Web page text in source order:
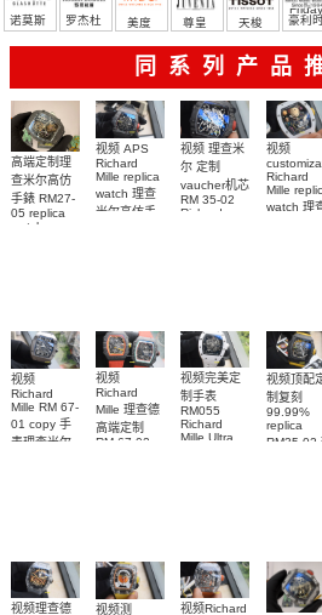
Friday
诺莫斯
罗杰杜 美度 尊皇 天梭 豪利
同系列产品
高端定制理
查米尔高仿
手錶 RM27-
05 replica
watch
视频 APS
Richard
Mille replica
watch 理查
米尔高仿手
视频 理查米
尔 定制
vaucher机芯
RM 35-02
Richard
视频
Richard
Mille
watch 理
视频
Richard
Mille RM 67-
01 copy 手
表理查米尔
视频
Richard
Mille 理查德
高端定制
RM 67-02
视频完美定
制手表
RM055
Richard
Mille Ultra
视频顶配
制复刻
99.99%
replica
RM35-02
视频理查德
视频测
视频Richard